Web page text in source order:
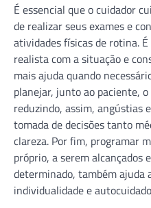
É essencial que o cuidador
de realizar seus exames e
atividades físicas de rotina.
realista com a situação e
mais ajuda quando
planejar, junto ao paciente,
reduzindo, assim, angústias
tomada de decisões tanto
clareza. Por fim, programar
próprio, a serem
determinado, também ajuda
individualidade e